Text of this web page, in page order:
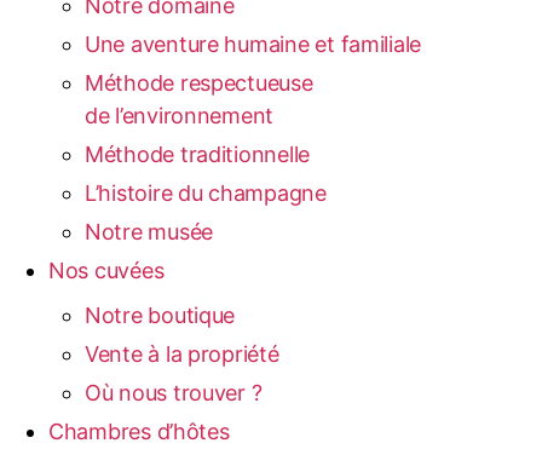
Notre domaine
Une aventure humaine et familiale
Méthode respectueuse
de l’environnement
Méthode traditionnelle
L’histoire du champagne
Notre musée
Nos cuvées
Notre boutique
Vente à la propriété
Où nous trouver ?
Chambres d’hôtes